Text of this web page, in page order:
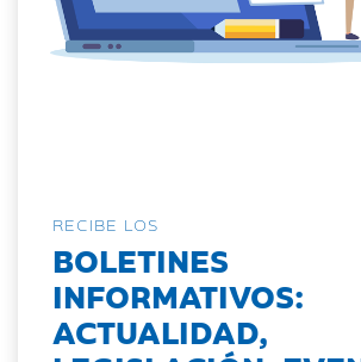
RECIBE LOS
BOLETINES
INFORMATIVOS:
ACTUALIDAD,